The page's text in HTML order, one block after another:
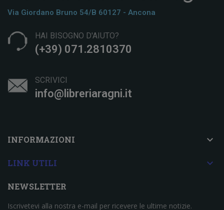
Via Giordano Bruno 54/b 60127 - Ancona
HAI BISOGNO D'AIUTO?
(+39) 071.2810370
SCRIVICI
info@libreriaragni.it
INFORMAZIONI 
LINK UTILI 
NEWSLETTER
Iscrivetevi alla nostra e-mail per ricevere le ultime notizie.